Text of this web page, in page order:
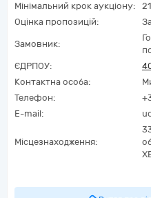
Мінімальний крок аукціону:
Оцінка пропозицій:
Замовник:
ЄДРПОУ:
Контактна особа:
Телефон:
E-mail:
Місцезнаходження: